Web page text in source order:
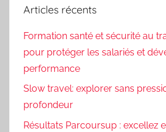
Articles récents
Formation santé et sécurité au
pour protéger les salariés et
performance
Slow travel: explorer sans
profondeur
Résultats Parcoursup : excellez